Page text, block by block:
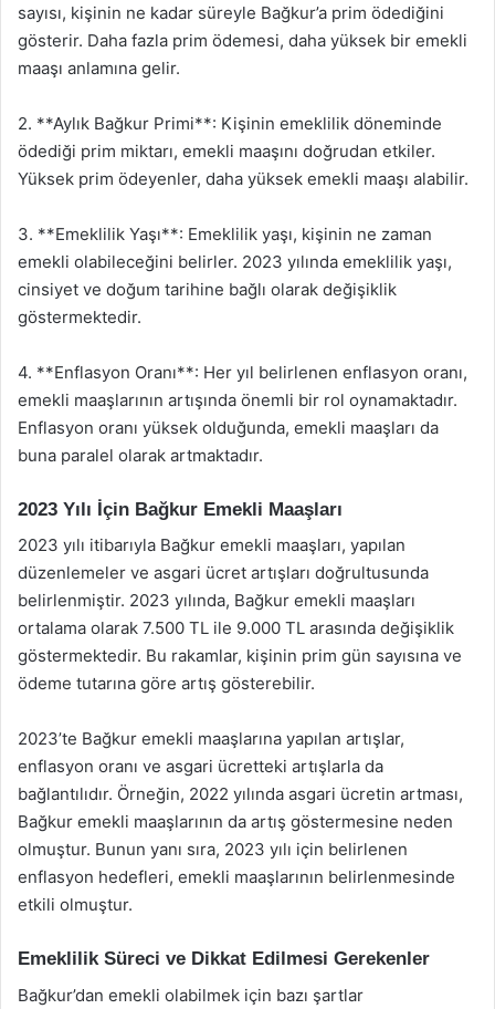
sayısı, kişinin ne kadar süreyle Bağkur’a prim ödediğini
gösterir. Daha fazla prim ödemesi, daha yüksek bir emekli
maaşı anlamına gelir.
2. **Aylık Bağkur Primi**: Kişinin emeklilik döneminde
ödediği prim miktarı, emekli maaşını doğrudan etkiler.
Yüksek prim ödeyenler, daha yüksek emekli maaşı alabilir.
3. **Emeklilik Yaşı**: Emeklilik yaşı, kişinin ne zaman
emekli olabileceğini belirler. 2023 yılında emeklilik yaşı,
cinsiyet ve doğum tarihine bağlı olarak değişiklik
göstermektedir.
4. **Enflasyon Oranı**: Her yıl belirlenen enflasyon oranı,
emekli maaşlarının artışında önemli bir rol oynamaktadır.
Enflasyon oranı yüksek olduğunda, emekli maaşları da
buna paralel olarak artmaktadır.
2023 Yılı İçin Bağkur Emekli Maaşları
2023 yılı itibarıyla Bağkur emekli maaşları, yapılan
düzenlemeler ve asgari ücret artışları doğrultusunda
belirlenmiştir. 2023 yılında, Bağkur emekli maaşları
ortalama olarak 7.500 TL ile 9.000 TL arasında değişiklik
göstermektedir. Bu rakamlar, kişinin prim gün sayısına ve
ödeme tutarına göre artış gösterebilir.
2023’te Bağkur emekli maaşlarına yapılan artışlar,
enflasyon oranı ve asgari ücretteki artışlarla da
bağlantılıdır. Örneğin, 2022 yılında asgari ücretin artması,
Bağkur emekli maaşlarının da artış göstermesine neden
olmuştur. Bunun yanı sıra, 2023 yılı için belirlenen
enflasyon hedefleri, emekli maaşlarının belirlenmesinde
etkili olmuştur.
Emeklilik Süreci ve Dikkat Edilmesi Gerekenler
Bağkur’dan emekli olabilmek için bazı şartlar